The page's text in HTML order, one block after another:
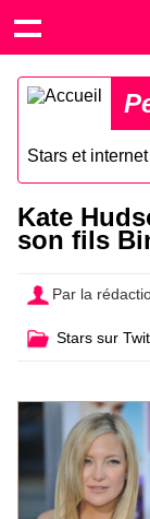
Stars et internet
Kate
son fils
Par la
Stars sur